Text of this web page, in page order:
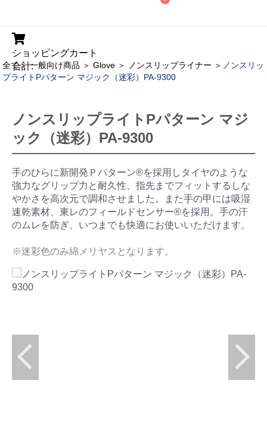
ショッピングカート
合計:
全て＞ 一般向け商品 ＞ Glove ＞ ノンスリップライナー ＞ ノンスリッ
プライトPパターン マジック（迷彩）PA-9300
ノンスリップライトPパターン マジ
ック（迷彩）PA-9300
手のひらに新開発Ｐパターン®を採用しタイヤのような
強力なグリップ力と耐久性、指先までフィットするしな
やかさを高次元で調和させました。また手の甲には吸湿
速乾素材、東レのフィールドセンサー®を採用。手の汗
のムレを防ぎ、いつまでも快適にお使いいただけます。
※迷彩色のみ綿メリヤスとなります。